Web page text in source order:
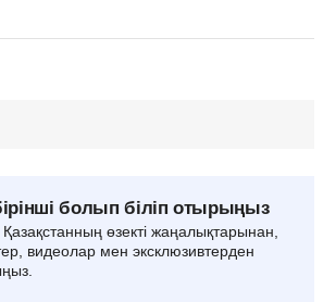
болып біліп отырыңыз
өзекті жаңалықтарынан,
видеолар мен эксклюзивтерден